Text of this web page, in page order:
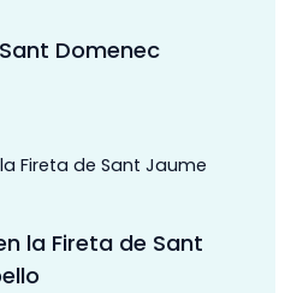
Domenec
la Fireta de Sant